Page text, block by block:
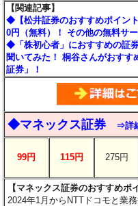
【関連記事】
◆【松井証券のおすすめポイン
0円（無料）！ その他の無料サ
◆「株初心者」におすすめの証
聞いてみた！ 桐谷さんがおすす
証券」！
◆マネックス証券 ⇒詳
99円 115円 275円
【マネックス証券のおすすめポ
2024年1月からNTTドコモと業